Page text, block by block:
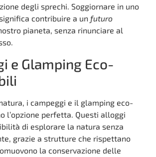
degli sprechi. Soggiornare in uno
contribuire a un futuro
pianeta, senza rinunciare al
e Glamping Eco-
i campeggi e il glamping eco-
l’opzione perfetta. Questi alloggi
di esplorare la natura senza
grazie a strutture che rispettano
la conservazione delle